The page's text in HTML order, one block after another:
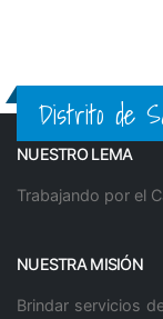
Distrito de
NUESTRO LEMA
Trabajando por el
NUESTRA MISIÓN
Brindar servicios